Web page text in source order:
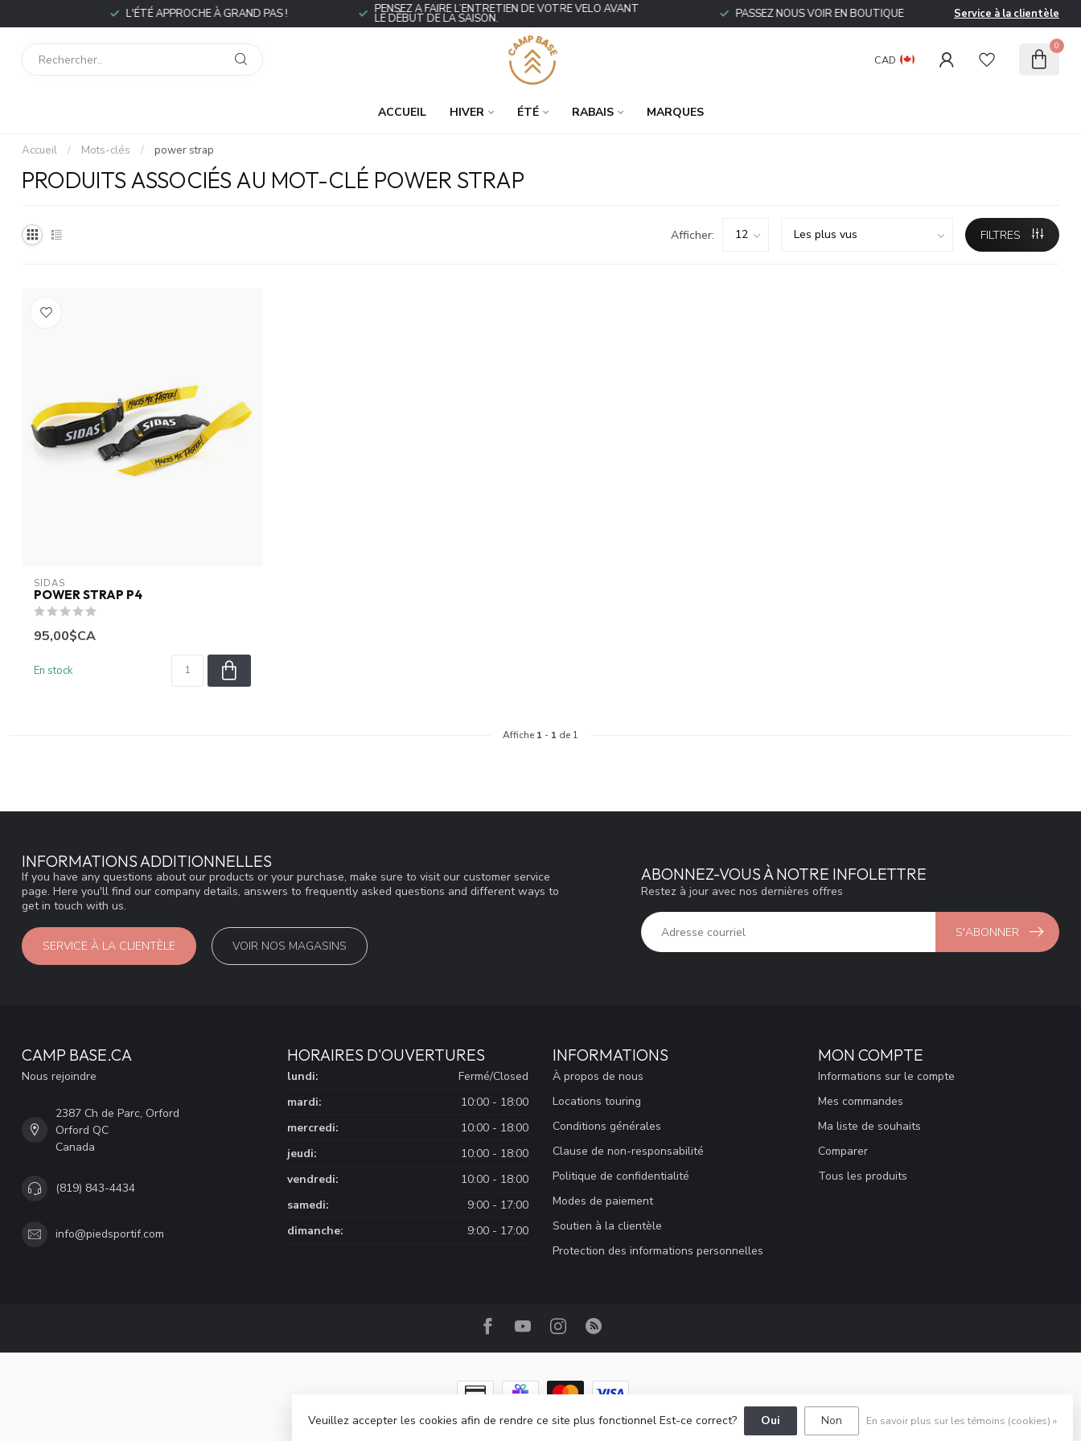
L'ÉTÉ APPROCHE À GRAND PAS ! PENSEZ À FAIRE L’ENTRETIEN DE VOTRE VÉLO AVANT
LE DÉBUT DE LA SAISON. PASSEZ NOUS VOIR EN BOUTIQUE Service à la clientèle
CAD
0
ACCUEIL HIVER ÉTÉ RABAIS MARQUES
Accueil / Mots-clés / power strap
PRODUITS ASSOCIÉS AU MOT-CLÉ POWER STRAP
Afficher: FILTRES
SIDAS
POWER STRAP P4
95,00$CA
En stock
Affiche 1 - 1 de 1
INFORMATIONS ADDITIONNELLES
If you have any questions about our products or your purchase, make sure to visit our customer service
page. Here you'll find our company details, answers to frequently asked questions and different ways to
get in touch with us.
SERVICE À LA CLIENTÈLE VOIR NOS MAGASINS
ABONNEZ-VOUS À NOTRE INFOLETTRE
Restez à jour avec nos dernières offres
S'ABONNER
CAMP BASE.CA
Nous rejoindre
2387 Ch de Parc, Orford
Orford QC
Canada
(819) 843-4434
info@piedsportif.com
HORAIRES D'OUVERTURES
lundi:
Fermé/Closed
mardi:
10:00 - 18:00
mercredi:
10:00 - 18:00
jeudi:
10:00 - 18:00
vendredi:
10:00 - 18:00
samedi:
9:00 - 17:00
dimanche:
9:00 - 17:00
INFORMATIONS
À propos de nous
Locations touring
Conditions générales
Clause de non-responsabilité
Politique de confidentialité
Modes de paiement
Soutien à la clientèle
Protection des informations personnelles
MON COMPTE
Informations sur le compte
Mes commandes
Ma liste de souhaits
Comparer
Tous les produits
© Copyright 2026 Camp Base.ca- Powered byLightspeed-Lightspeed designbyDyvelopment
Veuillez accepter les cookies afin de rendre ce site plus fonctionnel Est-ce correct? Oui Non En savoir plus sur les témoins (cookies) »